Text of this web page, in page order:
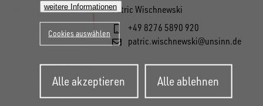
Patric Wischnewski
+49 8276 5890 920
patric.wischnewski@unsinn.de
weitere Informationen
Cookies auswählen
Alle akzeptieren
zurückziehen
Alle ablehnen